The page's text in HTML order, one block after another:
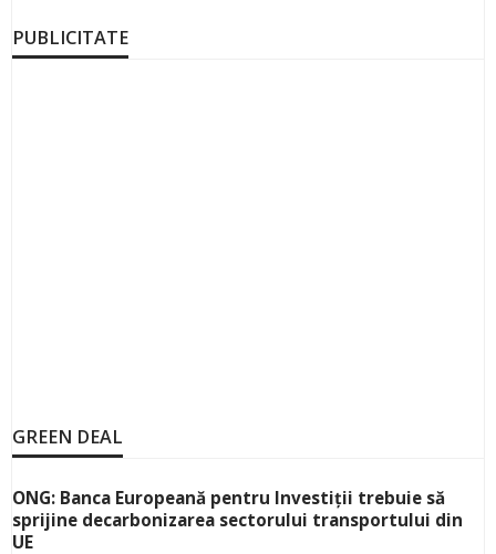
PUBLICITATE
GREEN DEAL
ONG: Banca Europeană pentru Investiții trebuie să
sprijine decarbonizarea sectorului transportului din
UE